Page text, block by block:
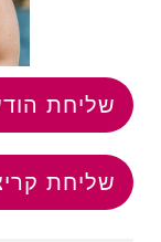
שליחת
שליחת